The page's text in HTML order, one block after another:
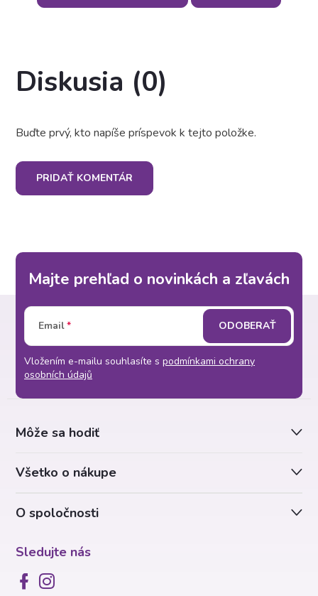
Diskusia (0)
Buďte prvý, kto napíše príspevok k tejto položke.
PRIDAŤ KOMENTÁR
Majte prehľad o novinkách a zľavách
Email
Vložením e-mailu souhlasíte s podmínkami ochrany
osobních údajů
ODOBERAŤ
O spoločnosti
Sledujte nás
Môže sa hodiť
Všetko o nákupe